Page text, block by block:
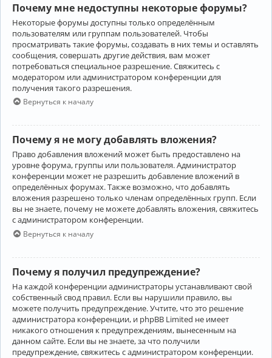
Почему мне недоступны некоторые форумы?
Некоторые форумы доступны только определённым
пользователям или группам пользователей. Чтобы
просматривать такие форумы, создавать в них темы и оставлять
сообщения, совершать другие действия, вам может
потребоваться специальное разрешение. Свяжитесь с
модератором или администратором конференции для
получения такого разрешения.
Вернуться к началу
Почему я не могу добавлять вложения?
Право добавления вложений может быть предоставлено на
уровне форума, группы или пользователя. Администратор
конференции может не разрешить добавление вложений в
определённых форумах. Также возможно, что добавлять
вложения разрешено только членам определённых групп. Если
вы не знаете, почему не можете добавлять вложения, свяжитесь
с администратором конференции.
Вернуться к началу
Почему я получил предупреждение?
На каждой конференции администраторы устанавливают свой
собственный свод правил. Если вы нарушили правило, вы
можете получить предупреждение. Учтите, что это решение
администратора конференции, и phpBB Limited не имеет
никакого отношения к предупреждениям, вынесенным на
данном сайте. Если вы не знаете, за что получили
предупреждение, свяжитесь с администратором конференции.